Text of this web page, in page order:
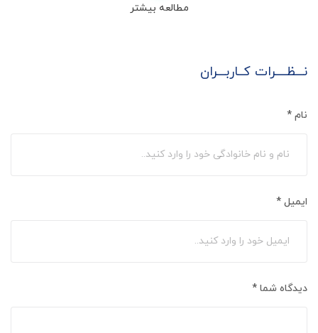
مطالعه بیشتر
نـــظــــرات کــاربـــران
نام *
ایمیل *
دیدگاه شما *